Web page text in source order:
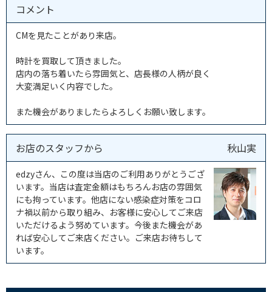
コメント
CMを見たことがあり来店。
時計を買取して頂きました。
店内の落ち着いたら雰囲気と、店長様の人柄が良く
大変満足いく内容でした。
また機会がありましたらよろしくお願い致します。
お店のスタッフから 秋山実
edzyさん、この度は当店のご利用ありがとうござ
います。当店は査定金額はもちろんお店の雰囲気
にも拘っています。他店にない感染症対策をコロ
ナ禍以前から取り組み、お客様に安心してご来店
いただけるよう努めています。今後また機会があ
れば安心してご来店ください。ご来店お待ちして
います。